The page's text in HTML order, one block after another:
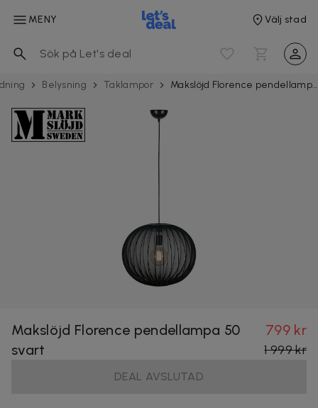
MENY Välj stad
Belysning Taklampor Makslöjd Florence pendellampa 50 svart
Makslöjd Florence pendellampa 50
svart
799 kr
1 999 kr
DEAL AVSLUTAD